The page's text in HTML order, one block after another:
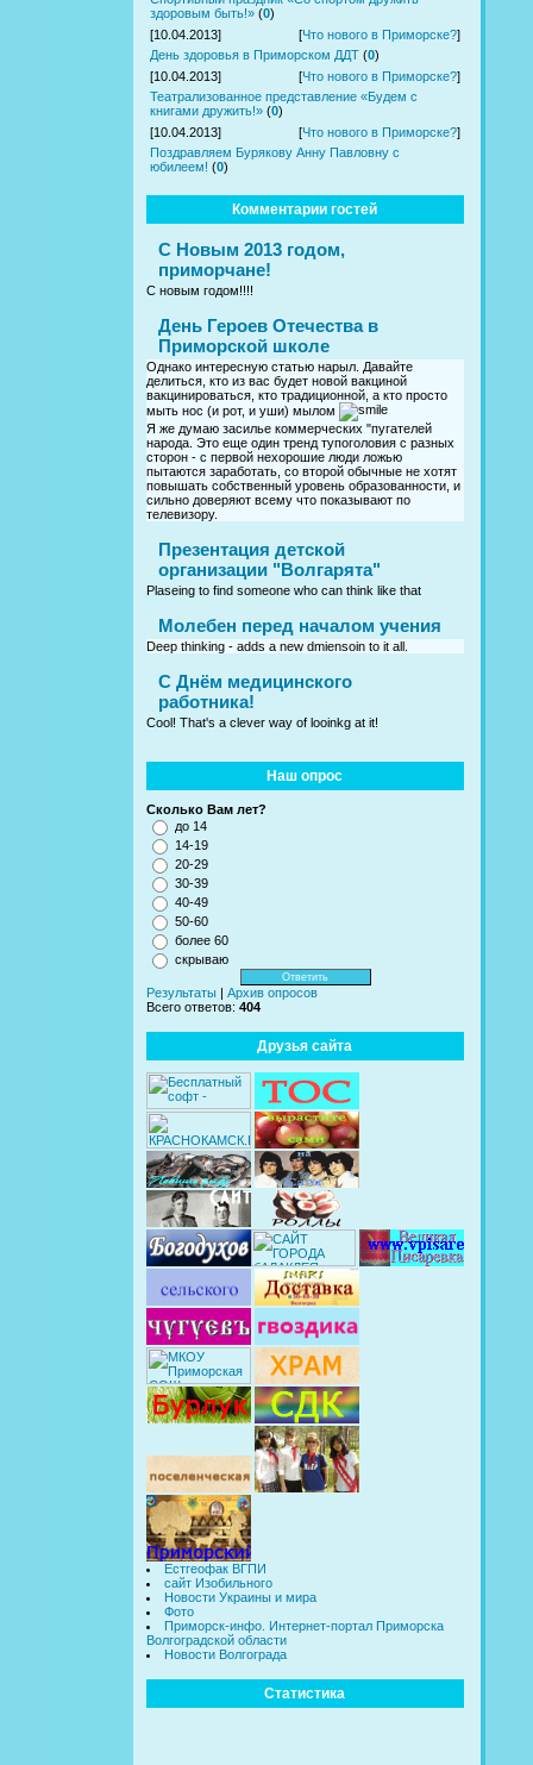
здоровым быть!» (0)
[10.04.2013]
[Что нового в Приморске?]
День здоровья в Приморском ДДТ (0)
[10.04.2013]
[Что нового в Приморске?]
Театрализованное представление «Будем с
книгами дружить!» (0)
[10.04.2013]
[Что нового в Приморске?]
Поздравляем Бурякову Анну Павловну с
юбилеем! (0)
Комментарии гостей
С Новым 2013 годом,
приморчане!
С новым годом!!!!
День Героев Отечества в
Приморской школе
Однако интересную статью нарыл. Давайте
делиться, кто из вас будет новой вакциной
вакцинироваться, кто традиционной, а кто просто
мыть нос (и рот, и уши) мылом
Я же думаю засилье коммерческих "пугателей
народа. Это еще один тренд тупоголовия с разных
сторон - с первой нехорошие люди ложью
пытаются заработать, со второй обычные не хотят
повышать собственный уровень образованности, и
сильно доверяют всему что показывают по
телевизору.
Презентация детской
организации "Волгарята"
Plaseing to find someone who can think like that
Молебен перед началом учения
Deep thinking - adds a new dmiensoin to it all.
C Днём медицинского
работника!
Cool! That's a clever way of looinkg at it!
Наш опрос
Сколько Вам лет?
до 14
14-19
20-29
30-39
40-49
50-60
более 60
скрываю
Результаты
Архив опросов
Всего ответов: 404
Друзья сайта
Естгеофак ВГПИ
сайт Изобильного
Новости Украины и мира
Фото
Приморск-инфо. Интернет-портал Приморска
Волгоградской области
Новости Волгограда
Статистика